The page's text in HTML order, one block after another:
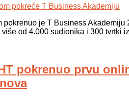
pokrenuo je T Business
od 4.000 sudionika i 300 tvrtki
pokrenuo prvu